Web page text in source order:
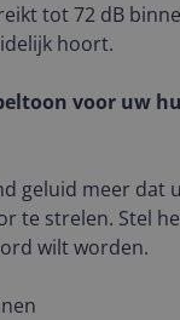
tot 72 dB
hoort.
voor uw
geluid meer dat
te strelen. Stel
wilt worden.